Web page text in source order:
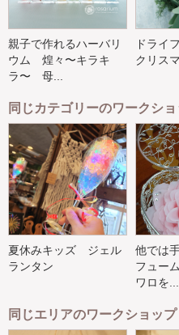
親子で作れるハーバリ
ウム 煌々〜キラキ
ラ〜 母...
ドライ
クリス
同じカテゴリーのワークシ
夏休みキッズ ジェル
ランタン
他では
フュー
ワロを...
同じエリアのワークショップ